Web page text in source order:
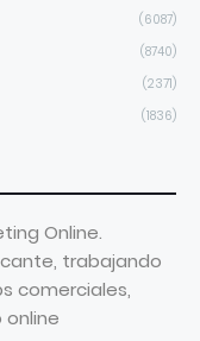
(6087)
(8740)
(2371)
(1836)
Online.
trabajando
comerciales,